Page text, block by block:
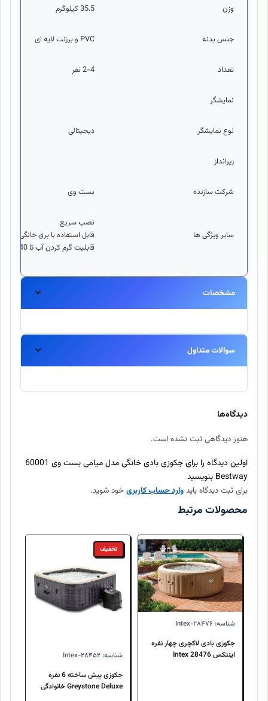
وزن 35.5 کیلوگرم
جنس بدنه PVC و برزنت لایه ای
تعداد 2-4 نفر
نمایشگر
نوع نمایشگر دیجیتالی
زيرانداز
شرکت سازنده بست وی
ساير ويژگی ها
نصب سریع
قابل استفاده با برق خانگی 220v
قابلیت گرم کردن آب تا 40 درجه
مشخصات
سوالات متداول
آیا این محصول اورجینال است؟
بله، تمامی محصولات موجود در اینتکس مستقیماً از برندهای معتبر
ارسال سفارش چند روز طول میکشد؟
آیا امکان بازگرداندن کالا وجود دارد؟
دیدگاه‌ها
هنوز دیدگاهی ثبت نشده است.
اولین دیدگاه را برای جکوزی بادی خانگی مدل میامی بست وی 60001
Bestway بنویسید
برای ثبت دیدگاه بایدوارد حساب کاربریخود شوید.
محصولات مرتبط
شناسه: Intex-۲۸۴۷۶
جکوزی بادی لاکچری چهار نفره
اینتکس Intex 28476
تخفیف
شناسه: Intex-۲۸۴۵۲
جکوزی پیش ساخته 6 نفره
Greystone Deluxe خانوادگی